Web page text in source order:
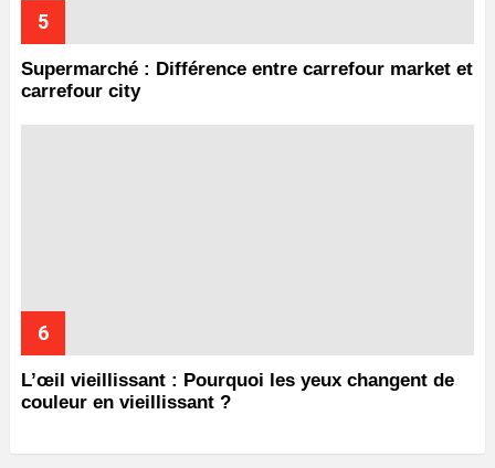
Supermarché : Différence entre carrefour market et
carrefour city
L’œil vieillissant : Pourquoi les yeux changent de
couleur en vieillissant ?